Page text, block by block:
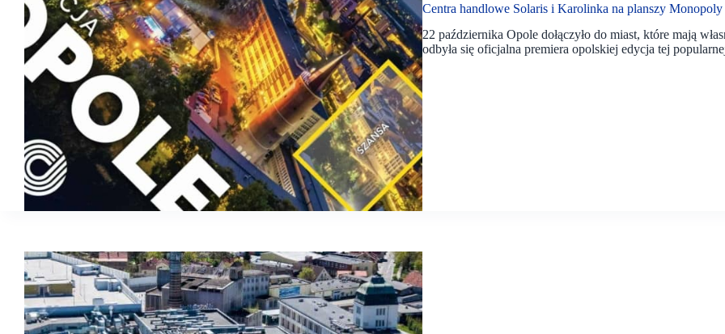
Centra handlowe Solaris i Karolinka na planszy
22 października Opole dołączyło do miast, które mają
odbyła się oficjalna premiera opolskiej edycja tej